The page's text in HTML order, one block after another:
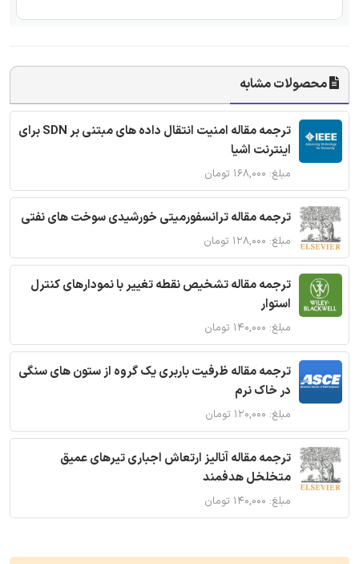
محصولات مشابه
ترجمه مقاله امنیت انتقال داده های مبتنی بر SDN برای
اینترنت اشیا
مبلغ: ۱۶۸,۰۰۰ تومان
ترجمه مقاله ترانسفورمیتی خورشیدی سوخت های نفتی
مبلغ: ۱۲۸,۰۰۰ تومان
ترجمه مقاله تشخیص نقطه تغییر با نمودارهای کنترل
استوار
مبلغ: ۱۴۰,۰۰۰ تومان
ترجمه مقاله ظرفیت باربری یک گروه از ستون های سنگی
در خاک نرم
مبلغ: ۱۲۰,۰۰۰ تومان
ترجمه مقاله آنالیز ارتعاش اجباری تیرهای عمیق
متخلخل هدفمند
مبلغ: ۱۴۰,۰۰۰ تومان